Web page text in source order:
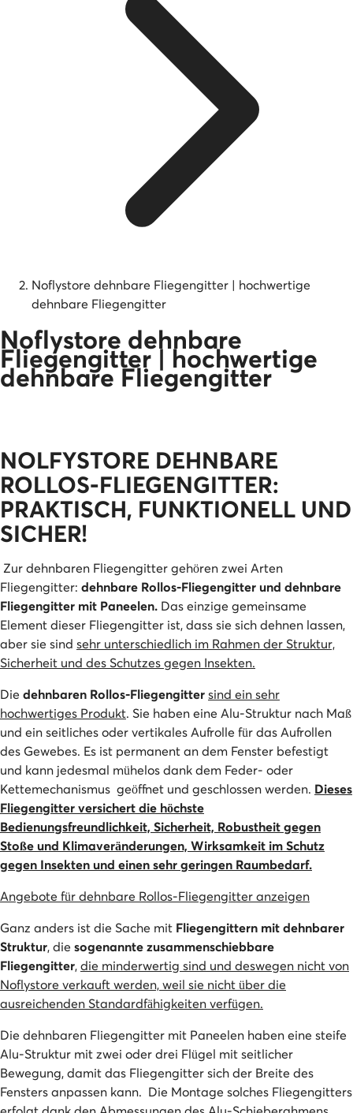
Noflystore dehnbare Fliegengitter | hochwertige
dehnbare Fliegengitter
Noflystore dehnbare
Fliegengitter | hochwertige
dehnbare Fliegengitter
NOLFYSTORE DEHNBARE
ROLLOS-FLIEGENGITTER:
PRAKTISCH, FUNKTIONELL UND
SICHER!
Zur dehnbaren Fliegengitter gehören zwei Arten
Fliegengitter: dehnbare Rollos-Fliegengitter und dehnbare
Fliegengitter mit Paneelen. Das einzige gemeinsame
Element dieser Fliegengitter ist, dass sie sich dehnen lassen,
aber sie sind sehr unterschiedlich im Rahmen der Struktur,
Sicherheit und des Schutzes gegen Insekten.
Die dehnbaren Rollos-Fliegengittersind ein sehr
hochwertiges Produkt. Sie haben eine Alu-Struktur nach Maß
und ein seitliches oder vertikales Aufrolle für das Aufrollen
des Gewebes. Es ist permanent an dem Fenster befestigt
und kann jedesmal mühelos dank dem Feder- oder
Kettemechanismus geöffnet und geschlossen werden. Dieses
Fliegengitter versichert die höchste
Bedienungsfreundlichkeit, Sicherheit, Robustheit gegen
Stoße und Klimaveränderungen, Wirksamkeit im Schutz
gegen Insekten und einen sehr geringen Raumbedarf.
Angebote für dehnbare Rollos-Fliegengitter anzeigen
Ganz anders ist die Sache mit Fliegengittern mit dehnbarer
Struktur, die sogenannte zusammenschiebbare
Fliegengitter,die minderwertig sind und deswegen nicht von
Noflystore verkauft werden, weil sie nicht über die
ausreichenden Standardfähigkeiten verfügen.
Die dehnbaren Fliegengitter mit Paneelen haben eine steife
Alu-Struktur mit zwei oder drei Flügel mit seitlicher
Bewegung, damit das Fliegengitter sich der Breite des
Fensters anpassen kann. Die Montage solches Fliegengitters